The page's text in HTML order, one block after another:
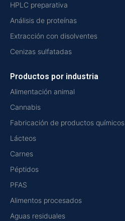
HPLC preparativa
Análisis de proteínas
Extracción con disolventes
Cenizas sulfatadas
Productos por industria
Alimentación animal
Cannabis
Fabricación de productos químicos
Lácteos
Carnes
Péptidos
PFAS
Alimentos procesados
Aguas residuales